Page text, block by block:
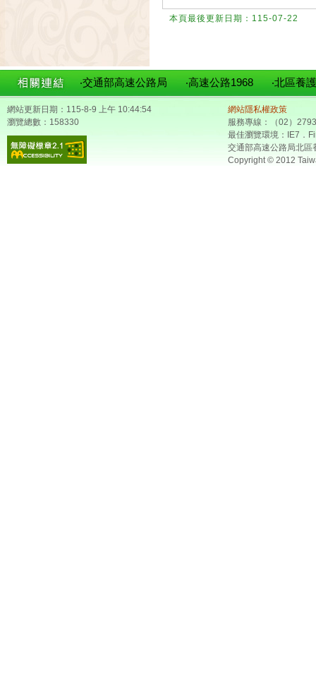
本頁最後更新日期：115-07-22
‧交通部高速公路局 ‧高速公路1968 ‧北區養
網站更新日期：115-8-9 上午 10:44:54
瀏覽總數：158330
網站隱私權政策
服務專線：（02）
最佳瀏覽環境：IE7．
交通部高速公路局北區
Copyright © 2012